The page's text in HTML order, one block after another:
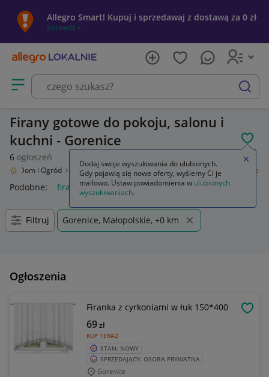
Allegro Smart! Kupuj i sprzedawaj z dostawą za 0 zł
Sprawdź »
Otwórz menu z kategoriami
szukaj
Firany gotowe do pokoju, salonu i
kuchni - Gorenice
6 ogłoszeń
Dom i Ogród Wyposażenie Wystrój okien Firany Firany gotowe
Podobne: firany gotowe firany gotowe na okno balkonowe
Filtruj Gorenice, Małopolskie, +0 km
Ogłoszenia
Firanka z cyrkoniami w łuk 150*400
KUP TERAZ
69zł
STAN: NOWY
SPRZEDAJĄCY: OSOBA PRYWATNA
Gorenice
Dodaj swoje wyszukiwania do ulubionych.
Gdy pojawią się nowe oferty, wyślemy Ci je
mailowo. Ustaw powiadomienia w ulubionych
wyszukiwaniach.